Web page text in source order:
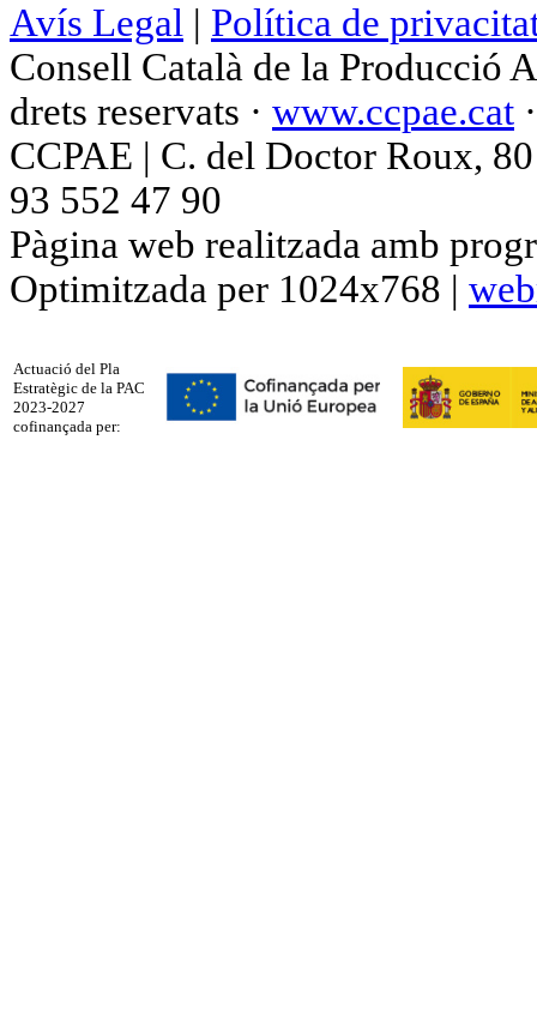
Avís Legal | Política de
Consell Català de la Producció
drets reservats · www.ccpae.cat
CCPAE | C. del Doctor Roux,
93 552 47 90
Pàgina web realitzada amb
Optimitzada per 1024x768 |
Actuació del Pla
Estratègic de la PAC
2023-2027
cofinançada per: